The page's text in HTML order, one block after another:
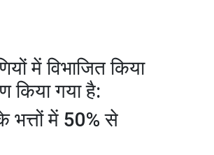
में विभाजित किया
किया गया है:
भत्तों में 50% से